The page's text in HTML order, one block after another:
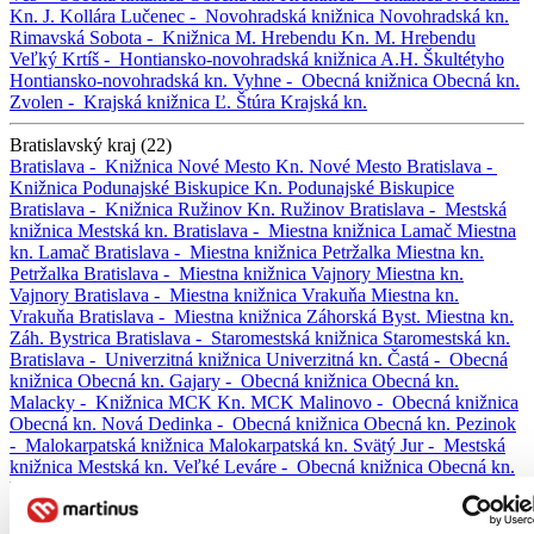
Kn. J. Kollára Lučenec - Novohradská knižnica Novohradská kn.
Rimavská Sobota - Knižnica M. Hrebendu Kn. M. Hrebendu
Veľký Krtíš - Hontiansko-novohradská knižnica A.H. Škultétyho
Hontiansko-novohradská kn. Vyhne - Obecná knižnica Obecná kn.
Zvolen - Krajská knižnica Ľ. Štúra Krajská kn.
Bratislavský kraj (22)
Bratislava - Knižnica Nové Mesto Kn. Nové Mesto Bratislava -
Knižnica Podunajské Biskupice Kn. Podunajské Biskupice
Bratislava - Knižnica Ružinov Kn. Ružinov Bratislava - Mestská
knižnica Mestská kn. Bratislava - Miestna knižnica Lamač Miestna
kn. Lamač Bratislava - Miestna knižnica Petržalka Miestna kn.
Petržalka Bratislava - Miestna knižnica Vajnory Miestna kn.
Vajnory Bratislava - Miestna knižnica Vrakuňa Miestna kn.
Vrakuňa Bratislava - Miestna knižnica Záhorská Byst. Miestna kn.
Záh. Bystrica Bratislava - Staromestská knižnica Staromestská kn.
Bratislava - Univerzitná knižnica Univerzitná kn. Častá - Obecná
knižnica Obecná kn. Gajary - Obecná knižnica Obecná kn.
Malacky - Knižnica MCK Kn. MCK Malinovo - Obecná knižnica
Obecná kn. Nová Dedinka - Obecná knižnica Obecná kn. Pezinok
- Malokarpatská knižnica Malokarpatská kn. Svätý Jur - Mestská
knižnica Mestská kn. Veľké Leváre - Obecná knižnica Obecná kn.
Vinosady -
knižnica Obecná kn.
Miestna